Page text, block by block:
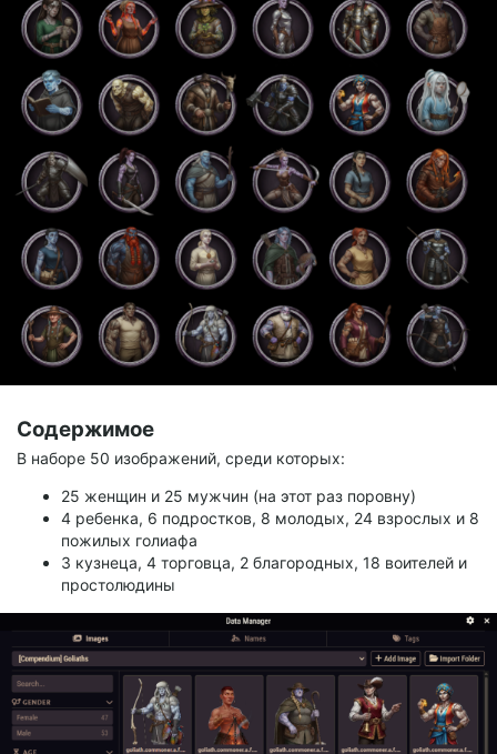
Содержимое
В наборе 50 изображений, среди которых:
25 женщин и 25 мужчин (на этот раз поровну)
4 ребенка, 6 подростков, 8 молодых, 24 взрослых и 8
пожилых голиафа
3 кузнеца, 4 торговца, 2 благородных, 18 воителей и
простолюдины